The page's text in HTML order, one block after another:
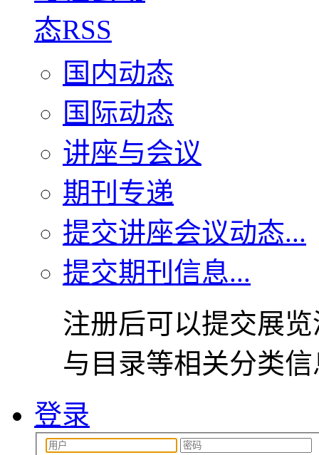
国内动态
国际动态
讲座与会议
期刊专递
提交讲座会议动态...
提交期刊信息...
注册后可以提交展
与目录等相关分类
登录